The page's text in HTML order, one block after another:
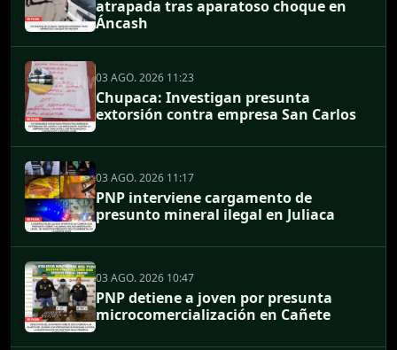
atrapada tras aparatoso choque en
Áncash
03 AGO. 2026 11:23
Chupaca: Investigan presunta
extorsión contra empresa San Carlos
03 AGO. 2026 11:17
PNP interviene cargamento de
presunto mineral ilegal en Juliaca
03 AGO. 2026 10:47
PNP detiene a joven por presunta
microcomercialización en Cañete